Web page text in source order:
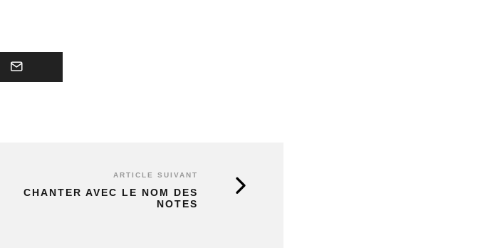
ARTICLE SUIVANT
CHANTER AVEC LE NOM DES
NOTES